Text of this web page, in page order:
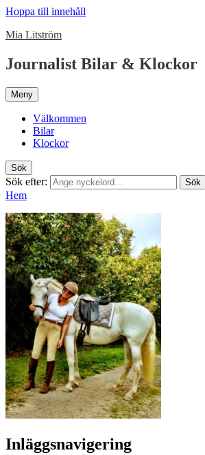
Hoppa till innehåll
Mia Litström
Journalist Bilar & Klockor
Meny
Välkommen
Bilar
Klockor
Sök
Sök efter: Sök
Hem
Inläggsnavigering